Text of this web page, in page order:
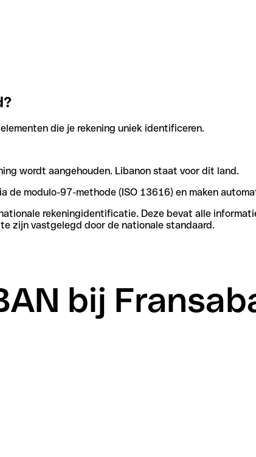
die je rekening uniek identificeren.
wordt aangehouden. Libanon staat voor dit land.
de modulo-97-methode (ISO 13616) en maken
rekeningidentificatie. Deze bevat alle
zijn vastgelegd door de nationale standaard.
bij